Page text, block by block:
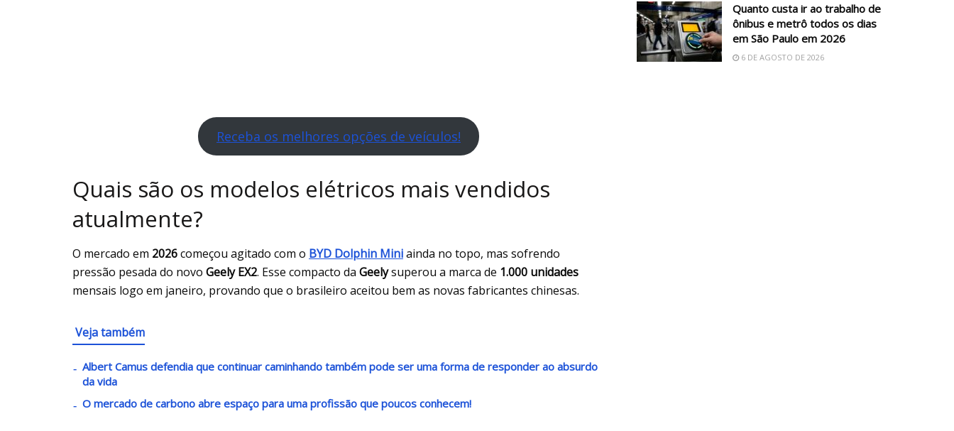
Receba os melhores opções de veículos!
Quais são os modelos elétricos mais vendidos
atualmente?
O mercado em 2026começou agitado com o BYD Dolphin Miniainda no topo, mas sofrendo
pressão pesada do novo Geely EX2. Esse compacto da Geelysuperou a marca de 1.000 unidades
mensais logo em janeiro, provando que o brasileiro aceitou bem as novas fabricantes chinesas.
Veja também
Albert Camus defendia que continuar caminhando também pode ser uma forma de responder ao absurdo
da vida
O mercado de carbono abre espaço para uma profissão que poucos conhecem!
Quanto custa ir ao trabalho de
ônibus e metrô todos os dias
em São Paulo em 2026
6 DE AGOSTO DE 2026